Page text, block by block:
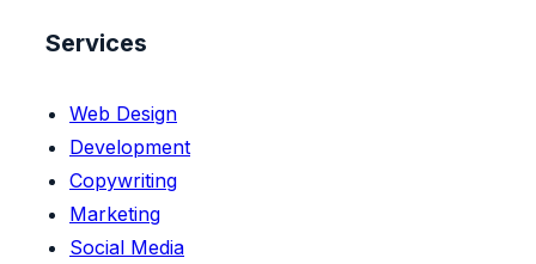
Services
Web Design
Development
Copywriting
Marketing
Social Media